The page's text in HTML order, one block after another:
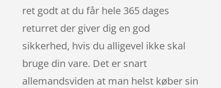
ret godt at du får hele 365 dages
returret der giver dig en god
sikkerhed, hvis du alligevel ikke skal
bruge din vare. Det er snart
allemandsviden at man helst køber sin